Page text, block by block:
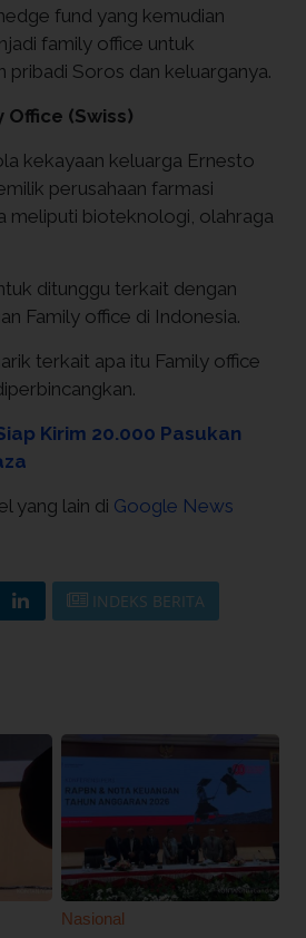
fund yang kemudian
family office untuk
pribadi Soros dan keluarganya.
(Swiss)
kekayaan keluarga Ernesto
perusahaan farmasi
meliputi bioteknologi, olahraga
ditunggu terkait dengan
Family office di Indonesia.
terkait apa itu Family office
Kirim 20.000 Pasukan
yang lain di Google News
INDEKS BERITA
Nasional